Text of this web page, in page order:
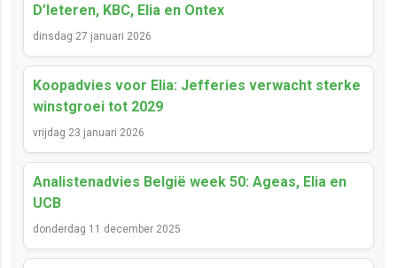
D’Ieteren, KBC, Elia en Ontex
dinsdag 27 januari 2026
Koopadvies voor Elia: Jefferies verwacht sterke
winstgroei tot 2029
vrijdag 23 januari 2026
Analistenadvies België week 50: Ageas, Elia en
UCB
donderdag 11 december 2025